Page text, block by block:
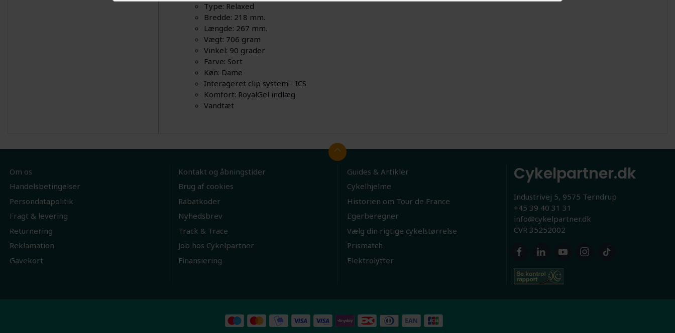
Type: Relaxed
Bredde: 218 mm.
Længde: 267 mm.
Vægt: 706 gram
Vinkel: 90 grader
Farve: Sort
Køn: Dame
Interageret clip system - ICS
Komfort: RoyalGel indlæg
Vandtæt
Om os
Handelsbetingelser
Persondatapolitik
Fragt & levering
Returnering
Reklamation
Gavekort
Kontakt og åbningstider
Brug af cookies
Rabatkoder
Nyhedsbrev
Track & Trace
Job hos Cykelpartner
Finansiering
Guides & Artikler
Cykelhjelme
Historien om Tour de France
Egerberegner
Vælg din rigtige cykelstørrelse
Prismatch
Elektrolytter
Cykelpartner.dk
Industrivej 5, 9575 Terndrup
+45 39 40 31 31
info@cykelpartner.dk
CVR 35252002